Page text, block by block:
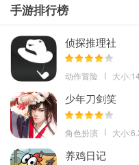
手游排行榜
侦探推理社
动作冒险 大小
少年刀剑笑
角色扮演 大小
养鸡日记